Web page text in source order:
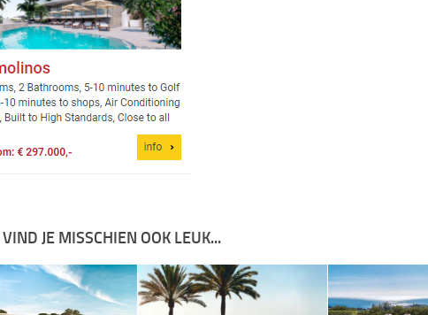
JE MISSCHIEN OOK LEUK...